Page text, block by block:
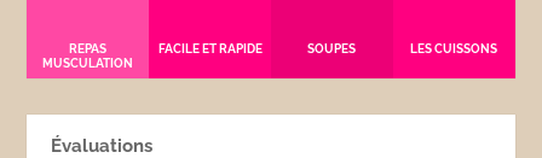
REPAS
MUSCULATION
FACILE ET RAPIDE SOUPES LES CUISSONS
Évaluations